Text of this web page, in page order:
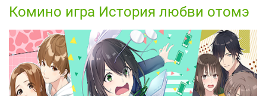
Комино игра История любви отомэ